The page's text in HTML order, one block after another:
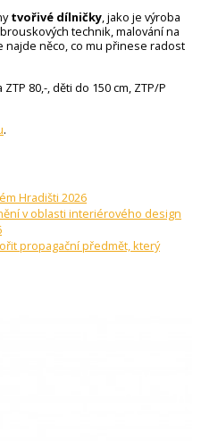
tvořivé dílničky, jako je výroba
technik, malování na
najde něco, co mu přinese radost
80,-, děti do 150 cm, ZTP/P
.
Hradišti 2026
v oblasti interiérového design
propagační předmět, který